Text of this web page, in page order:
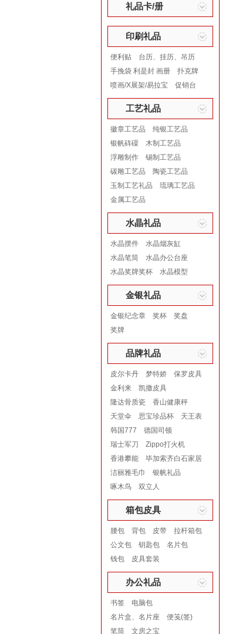
礼品卡/册
印刷礼品
便利贴
台历、挂历、吊历
手挽袋 利是封 画册
扑克牌
喷画/X展架/易拉宝
促销台
工艺礼品
徽章工艺品
纯银工艺品
银帆砗磲
木制工艺品
浮雕制作
锡制工艺品
碳雕工艺品
陶瓷工艺品
玉制工艺礼品
琉璃工艺品
金属工艺品
水晶礼品
水晶摆件
水晶烟灰缸
水晶笔筒
水晶办公台座
水晶奖牌奖杯
水晶模型
金银礼品
金银纪念章 奖杯
奖盘
奖牌
品牌礼品
皮尔卡丹 梦特娇
保罗皮具
金利来
凯撒皮具
隆达骨质瓷
香山健康秤
天堂伞
思宝珍品杯
天王表
韩国777
德国司顿
瑞士军刀
Zippo打火机
香港攀能
毕加索齐白石家居
洁丽雅毛巾
银帆礼品
啄木鸟
双立人
箱包皮具
腰包 背包 皮带
拉杆箱包
公文包
钥匙包
名片包
钱包
皮具套装
办公礼品
书签
电脑包
名片盒、名片座
便笺(签)
笔筒
文房之宝